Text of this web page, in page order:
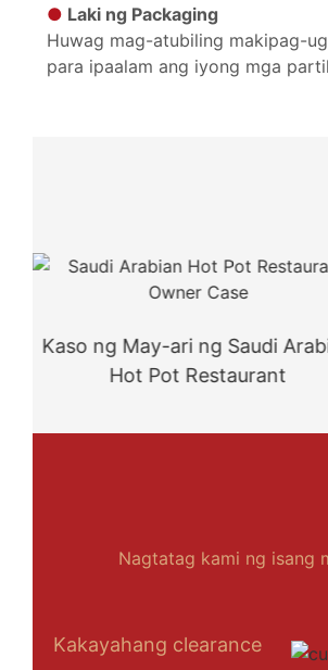
● Laki ng Packaging
Huwag mag-atubiling makipag-
para ipaalam ang iyong mga
Kaso ng May-ari ng Saudi
Hot Pot Restaurant
Nagtatag kami ng isang
Kakayahang clearance